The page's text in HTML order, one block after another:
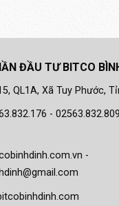
ĐẦU TƯ BITCO
QL1A, Xã Tuy Phước,
-
-